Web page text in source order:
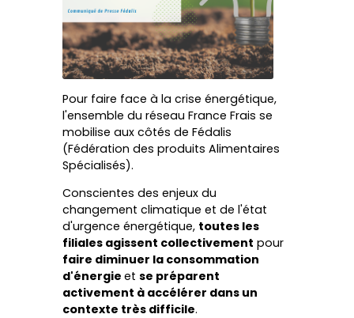
Pour faire face à la crise énergétique,
l'ensemble du réseau France Frais se
mobilise aux côtés de Fédalis
(Fédération des produits Alimentaires
Spécialisés).
Conscientes des enjeux du
changement climatique et de l'état
d'urgence énergétique, toutes les
filiales agissent collectivement pour
faire diminuer la consommation
d'énergie et se préparent
activement à accélérer dans un
contexte très difficile.